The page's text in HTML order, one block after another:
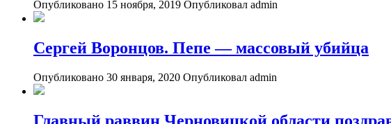
Опубликовано 15 ноября, 2019 Опубликовал admin
Сергей Воронцов. Пепе — массовый убийца
Опубликовано 30 января, 2020 Опубликовал admin